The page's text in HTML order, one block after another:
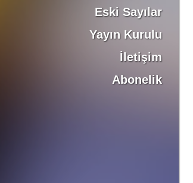
Eski Sayılar
Yayın Kurulu
İletişim
Abonelik